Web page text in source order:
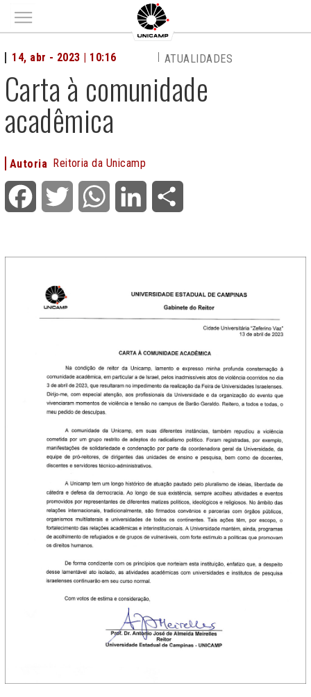
Main menu
Carta à comunidade
acadêmica
14, abr - 2023 | 10:16 ATUALIDADES
Autoria Reitoria da Unicamp
Facebook Twitter WhatsApp LinkedIn